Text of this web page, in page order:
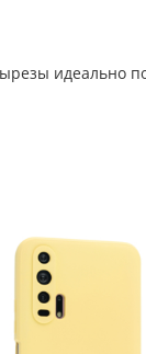
идеально